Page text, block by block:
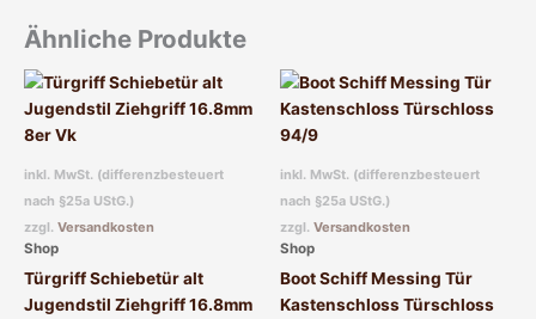
Ähnliche Produkte
inkl. MwSt. (differenzbesteuert
nach §25a UStG.)
zzgl. Versandkosten
Shop
Türgriff Schiebetür alt
Jugendstil Ziehgriff 16.8mm
inkl. MwSt. (differenzbesteuert
nach §25a UStG.)
zzgl. Versandkosten
Shop
Boot Schiff Messing Tür
Kastenschloss Türschloss